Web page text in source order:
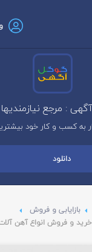
: مرجع
به کسب و کار خود
دانلود
بازایابی و فروش
و فروش انواع آهن